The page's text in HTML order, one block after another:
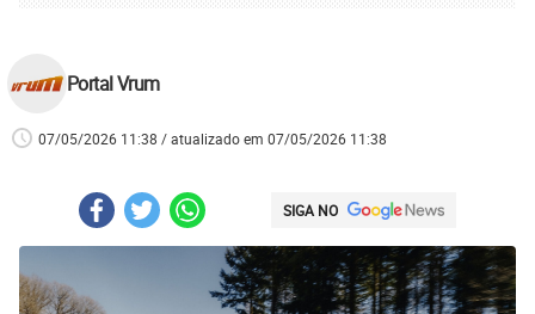
Portal Vrum
07/05/2026 11:38 / atualizado em 07/05/2026 11:38
SIGA NO